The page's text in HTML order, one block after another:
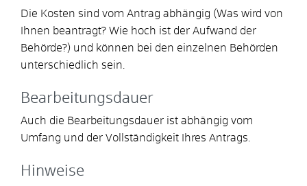
Die Kosten sind vom Antrag abhängig (Was wird von
Ihnen beantragt? Wie hoch ist der Aufwand der
Behörde?) und können bei den einzelnen Behörden
unterschiedlich sein.
Bearbeitungsdauer
Auch die Bearbeitungsdauer ist abhängig vom
Umfang und der Vollständigkeit Ihres Antrags.
Hinweise